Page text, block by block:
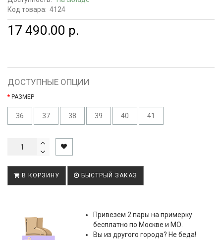
Код товара: 4124
17 490.00 р.
ДОСТУПНЫЕ ОПЦИИ
РАЗМЕР
36 37 38 39 40 41
В КОРЗИНУ БЫСТРЫЙ ЗАКАЗ
Привезем 2 пары на примерку
бесплатно по Москве и МО.
Вы из другого города? Не беда!